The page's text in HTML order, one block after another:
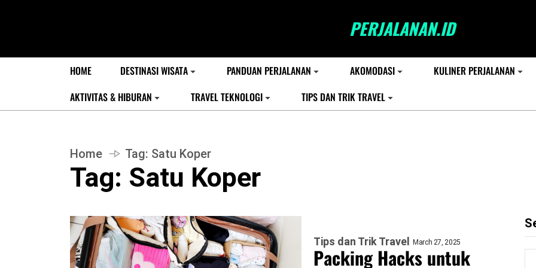
PERJALANAN.ID
HOME DESTINASI WISATA PANDUAN PERJALANAN AKOMODASI
KULINER PERJALANAN
AKTIVITAS & HIBURAN
TRAVEL TEKNOLOGI TIPS DAN TRIK TRAVEL
Home Tag: Satu Koper
Tag: Satu Koper
Tips dan Trik Travel March 27, 2025
Packing Hacks untuk